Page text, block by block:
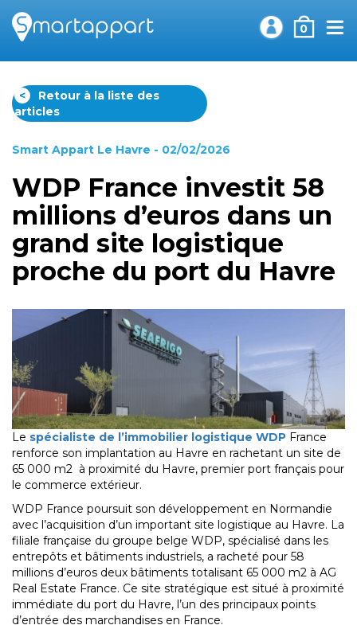
0
<
Retour à la liste des
articles
Smart Appart Le Havre - 02/02/2026
WDP France investit 58
millions d’euros dans un
grand site logistique
proche du port du Havre
Le spécialiste de l’immobilier logistique WDP France
renforce son implantation au Havre en rachetant un site de
65 000 m2 à proximité du Havre, premier port français pour
le commerce extérieur.
WDP France poursuit son développement en Normandie
avec l’acquisition d’un important site logistique au Havre. La
filiale française du groupe belge WDP, spécialisé dans les
entrepôts et bâtiments industriels, a racheté pour 58
millions d’euros deux bâtiments totalisant 65 000 m2 à AG
Real Estate France. Ce site stratégique est situé à proximité
immédiate du port du Havre, l’un des principaux points
d’entrée des marchandises en France.